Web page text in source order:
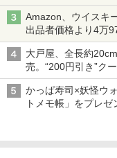
Amazon、ウイスキ
出品者価格より4万
大戸屋、全長約
売。“200円引き”ク
かっぱ寿司×妖怪ウ
トメモ帳」をプレゼ